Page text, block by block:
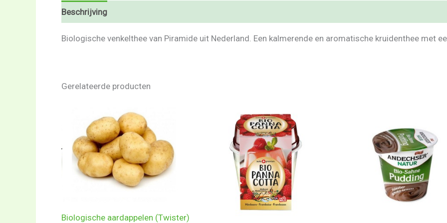
Beschrijving
Biologische venkelthee van Piramide uit Nederland. Een kalmerende en aromatische kruidenthee met
Gerelateerde producten
Biologische aardappelen (Twister)